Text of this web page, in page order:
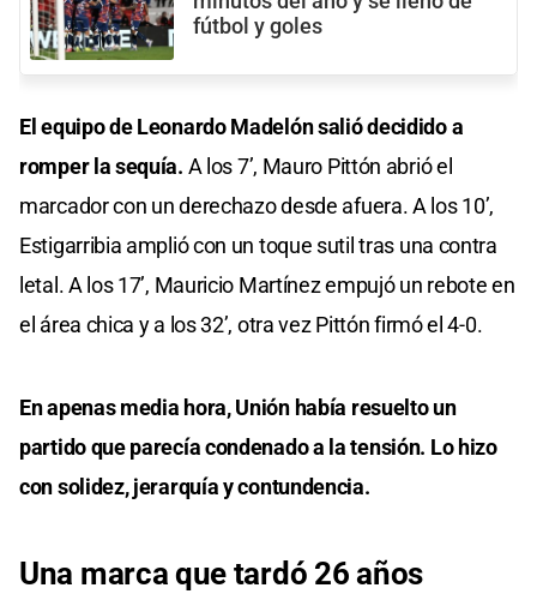
fútbol y goles
El equipo de Leonardo Madelón salió decidido a
romper la sequía. A los 7’, Mauro Pittón abrió el
marcador con un derechazo desde afuera. A los 10’,
Estigarribia amplió con un toque sutil tras una contra
letal. A los 17’, Mauricio Martínez empujó un rebote en
el área chica y a los 32’, otra vez Pittón firmó el 4-0.
En apenas media hora, Unión había resuelto un
partido que parecía condenado a la tensión. Lo hizo
con solidez, jerarquía y contundencia.
Una marca que tardó 26 años